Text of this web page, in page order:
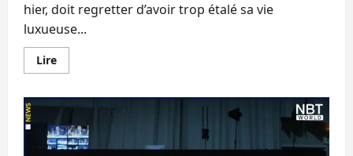
hier, doit regretter d’avoir trop étalé sa vie
luxueuse...
LireEn
savoir
Julien
V.
le
vendeur
de